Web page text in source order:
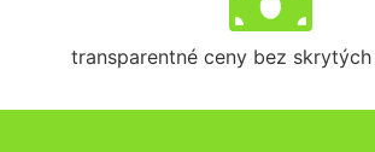
transparentné ceny bez